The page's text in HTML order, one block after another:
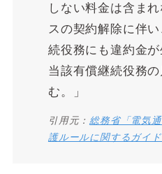
しない料金は含ま
スの契約解除に伴
続役務にも違約金が
当該有償継続役務
む。」
引用元： 総務省「電気
護ルールに関するガイド